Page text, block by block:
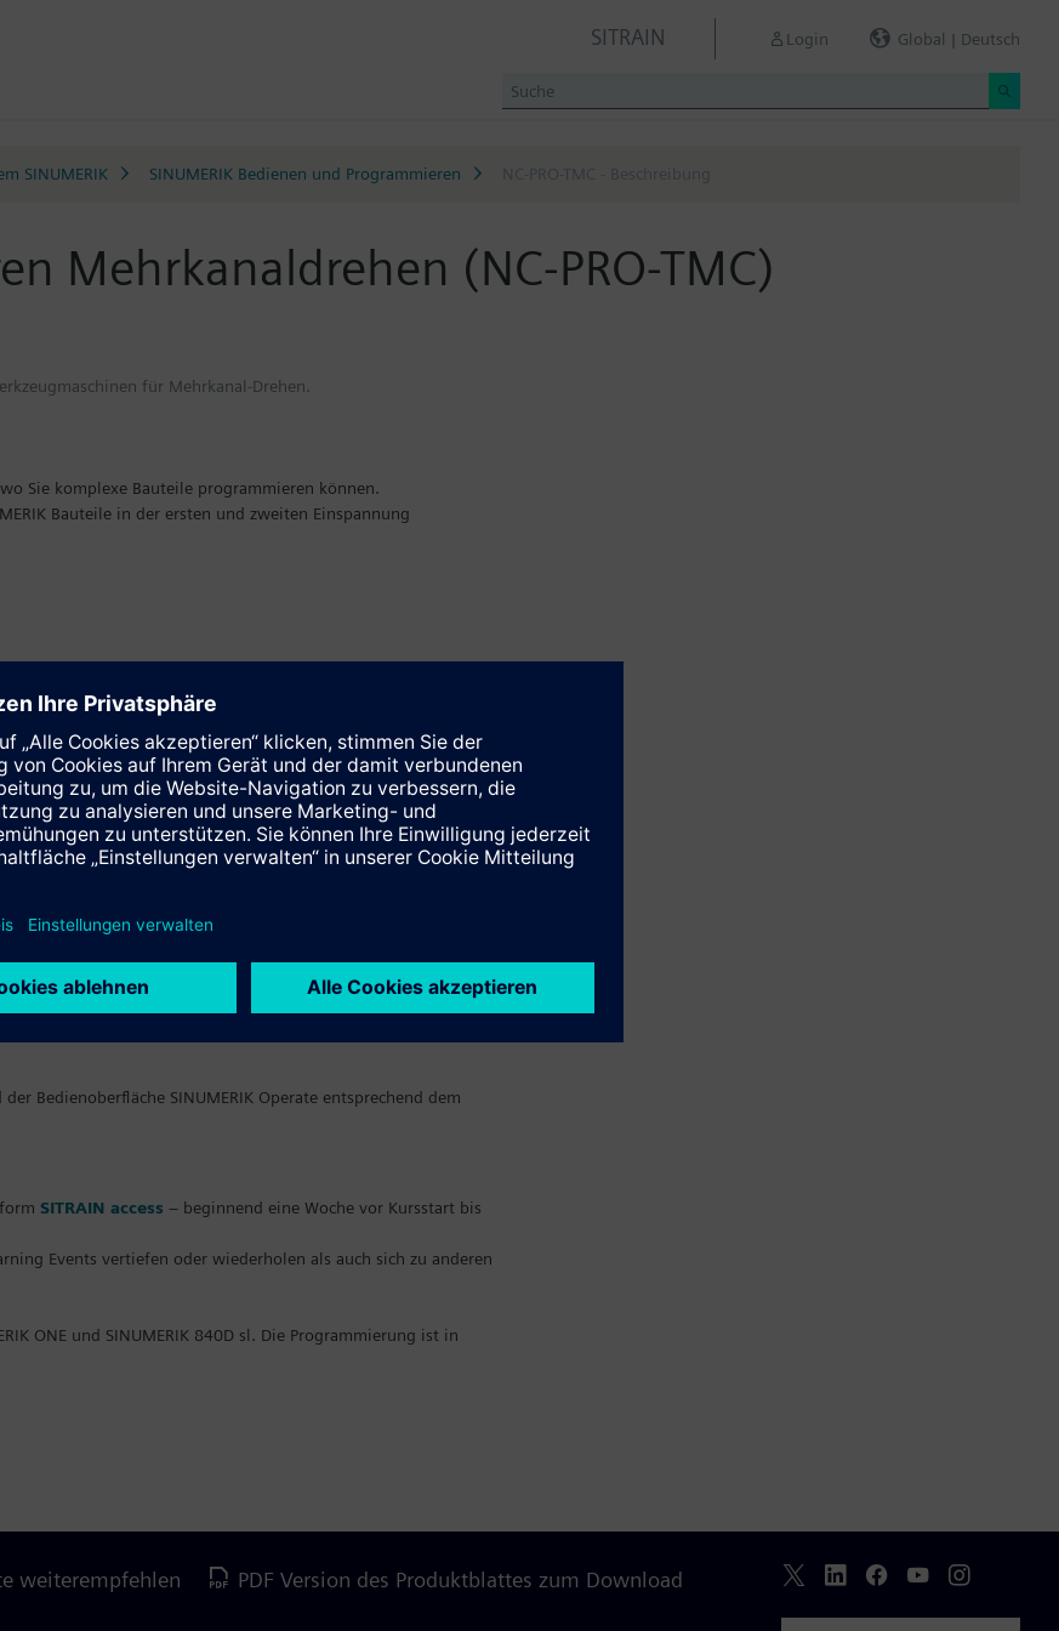
SITRAIN Login Global | Deutsch
SINUMERIK SINUMERIK Bedienen und Programmieren NC-PRO-TMC - Beschreibung
Mehrkanaldrehen (NC-PRO-TMC)
für Mehrkanal-Drehen.
Sie komplexe Bauteile programmieren können.
Bauteile in der ersten und zweiten Einspannung
auf der Gegenspindel
Gegenspindel
Bedienoberfläche SINUMERIK Operate entsprechend dem
SITRAIN access – beginnend eine Woche vor Kursstart bis
Events vertiefen oder wiederholen als auch sich zu anderen
ONE und SINUMERIK 840D sl. Die Programmierung ist in
weiterempfehlen PDF Version des Produktblattes zum Download